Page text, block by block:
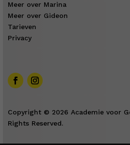
Meer over Marina
Meer over Gideon
Tarieven
Privacy
Copyright © 2026 Academie voor
Rights Reserved.